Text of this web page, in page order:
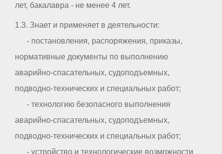
лет, бакалавра - не менее 4 лет.
1.3. Знает и применяет в деятельности:
- постановления, распоряжения, приказы,
нормативные документы по выполнению
аварийно-спасательных, судоподъемных,
подводно-технических и специальных работ;
- технологию безопасного выполнения
аварийно-спасательных, судоподъемных,
подводно-технических и специальных работ;
- устройство и технологические возможности